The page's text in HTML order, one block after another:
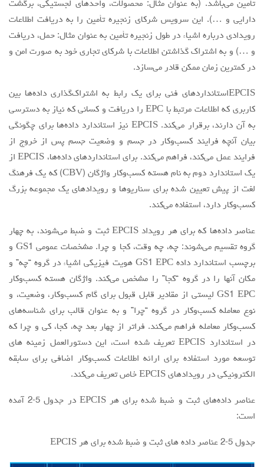
تأمین می‌باشد. (به عنوان مثال: محصولات، واحدهای لجستیکی، برگشت
دارایی و …). این سرویس شرکای زنجیره تأمین را به دریافت اطلاعات
رویدادی درباره اشیاء در طول زنجیره تأمین به عنوان مثال: حمل، دریافت
و …) و به اشتراک گذاشتن اطلاعات با شرکای تجاری خود به صورت امن و
در کمترین زمان ممکن قادر می‌سازد.
EPCISاستانداردهای فنی برای یک رابط به اشتراک‌گذاری داده‌ها بین
کاربری که اطلاعات مرتبط با EPC را دریافت و کسانی که نیاز به دسترسی
به آن دارند، برقرار می‌کند. EPCIS نیز استاندارد داده‌ها برای چگونگی
بیان آنچه فرایند کسب‌وکار در جسم و وضعیت جسم پس از خروج از
فرایند عمل می‌کند، فراهم می‌کند. برای استانداردهای داده‌ها، EPCIS از
یک استاندارد دوم به نام هسته کسب‌وکار واژگان (CBV) که یک فرهنگ
لغت از پیش تعیین شده برای سناریوها و رویدادهای یک مجموعه بزرگ
کسب‌وکار دارد، استفاده می‌کند.
عناصر داده‌ها که برای هر رویداد EPCIS ثبت و ضبط می‌شوند، به چهار
گروه تقسیم می‌شوند: چه، چه وقت، کجا و چرا. مشخصات عمومی GS1 و
برچسب استاندارد داده GS1 EPC هویت فیزیکی اشیاء در گروه “چه” و
مکان آنها را در گروه “کجا” را مشخص می‌کند. واژگان هسته کسب‌وکار
GS1 EPC لیستی از مقادیر قابل قبول برای گام کسب‌وکار، وضعیت، و
نوع معامله کسب‌وکار در گروه “چرا” و به عنوان قالب برای شناسه‌های
کسب‌وکار معامله فراهم می‌کند. فراتر از چهار بعد چه، کجا، کی و چرا که
در استاندارد EPCIS تعریف شده است، این دستورالعمل زمینه های
توسعه مورد استفاده برای ارائه اطلاعات کسب‌وکار اضافی برای سابقه
الکترونیکی در رویدادهای EPCIS خاص تعریف می‌کند.
عناصر داده‌های ثبت و ضبط شده برای هر EPCIS در جدول 5-2 آمده
است:
جدول 5-2 عناصر داده های ثبت و ضبط شده برای هر EPCIS